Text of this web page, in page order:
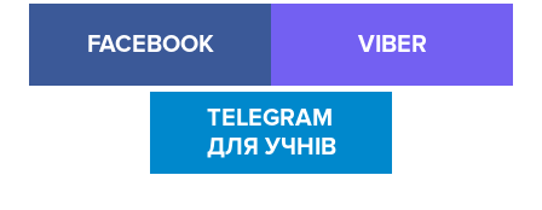
FACEBOOK VIBER
TELEGRAM
ДЛЯ УЧНІВ